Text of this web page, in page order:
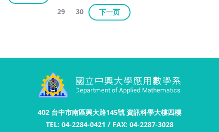
29
30 下一页
402 台中市南區興大路145號 資訊科學大樓四樓
TEL: 04-2284-0421 / FAX: 04-2287-3028